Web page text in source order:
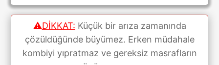
⚠️DİKKAT: Küçük bir arıza zamanında
çözüldüğünde büyümez. Erken müdahale
kombiyi yıpratmaz ve gereksiz masrafların